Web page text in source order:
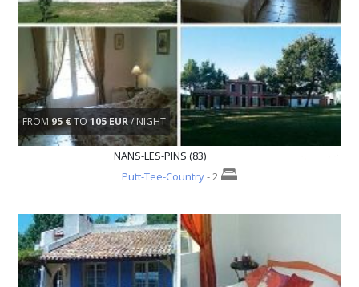
FROM 95 € TO105 EUR/ NIGHT
NANS-LES-PINS (83)
Putt-Tee-Country- 2